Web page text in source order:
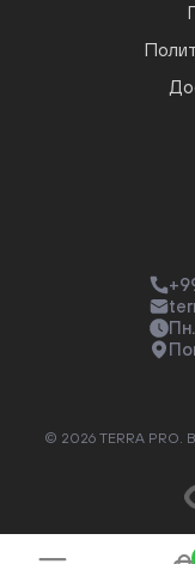
© 2026 TERRA PRO.